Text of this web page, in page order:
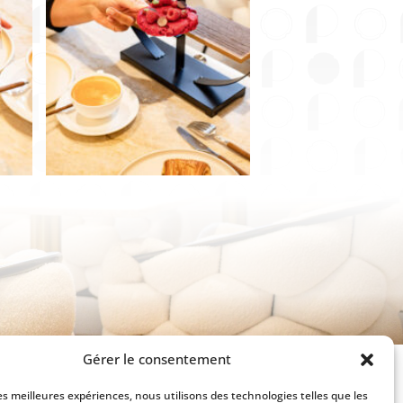
Gérer le consentement
meilleures expériences, nous utilisons des technologies telles que les